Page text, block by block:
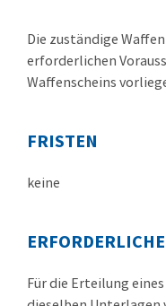
Die zuständige
erforderlichen
Waffenscheins
FRISTEN
keine
Für die Erteilung